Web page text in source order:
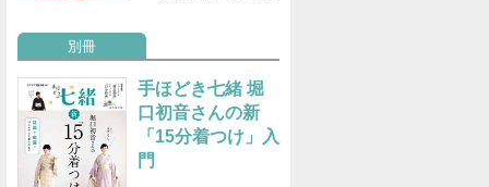
別冊
手ほどき七緒 堀
口初音さんの新
「15分着つけ」入
門